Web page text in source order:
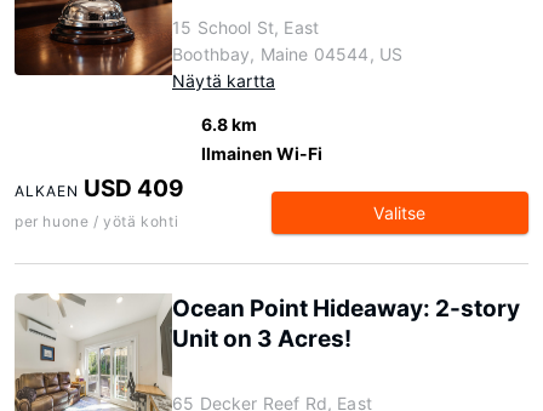
15 School St, East
Boothbay, Maine 04544, US
Näytä kartta
6.8 km
Ilmainen Wi-Fi
ALKAEN USD 409
per huone / yötä kohti Valitse
Ocean Point Hideaway: 2-story
Unit on 3 Acres!
65 Decker Reef Rd, East